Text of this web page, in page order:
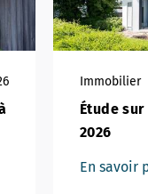
Immobilier
Étude
2026
En savoir